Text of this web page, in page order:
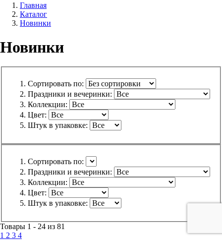
Главная
Каталог
Новинки
Новинки
Сортировать по:
Праздники и вечеринки:
Коллекции:
Цвет:
Штук в упаковке:
Сортировать по:
Праздники и вечеринки:
Коллекции:
Цвет:
Штук в упаковке:
Товары 1 - 24 из 81
1 2 3 4